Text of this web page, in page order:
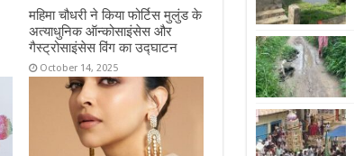
महिमा चौधरी ने किया फोर्टिस मुलुंड के
अत्याधुनिक ऑन्कोसाइंसेस और
गैस्ट्रोसाइंसेस विंग का उद्घाटन
October 14, 2025